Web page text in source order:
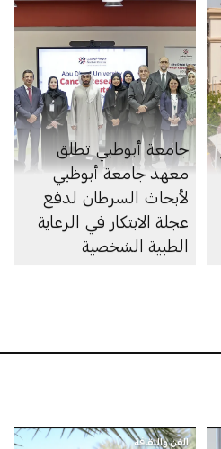
جامعة أبوظبي تطلق
معهد جامعة أبوظبي
لأبحاث السرطان لدفع
عجلة الابتكار في الرعاية
الطبية الشخصية
الفن والثقافة